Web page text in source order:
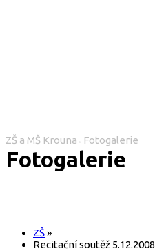
ZŠ a MŠ Krouna > Fotogalerie
Fotogalerie
ZŠ»
Recitační soutěž 5.12.2008